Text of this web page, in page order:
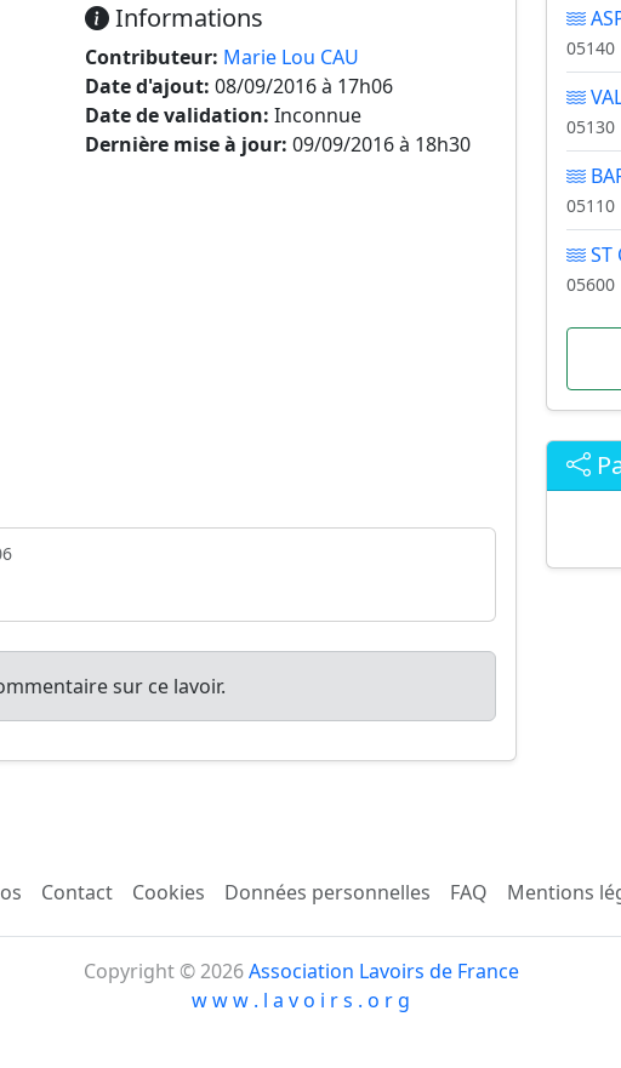
Informations
Contributeur: Marie Lou CAU
Date d'ajout: 08/09/2016 à 17h06
Date de validation: Inconnue
Dernière mise à jour: 09/09/2016 à 18h30
sur ce lavoir.
05140
05130
05110
ST
05600
Contact Cookies Données personnelles FAQ Mentions
Copyright © 2026Association Lavoirs de France
w w w . l a v o i r s . o r g